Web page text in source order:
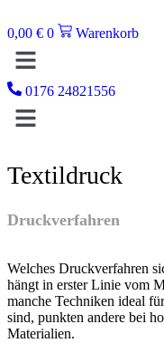
Inhalt
0,00 € 0 Warenkorb
Menü
0176 24821556
Menü
Textildruck
Druckverfahren
Welches Druckverfahren
hängt in erster Linie vom
manche Techniken ideal
sind, punkten andere bei
Materialien.